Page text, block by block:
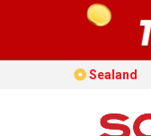
Sealand